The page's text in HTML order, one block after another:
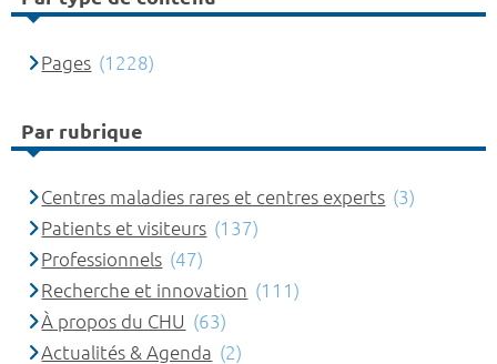
Pages (1228)
Par rubrique
Centres maladies rares et centres experts (3)
Patients et visiteurs (137)
Professionnels (47)
Recherche et innovation (111)
À propos du CHU (63)
Actualités & Agenda (2)